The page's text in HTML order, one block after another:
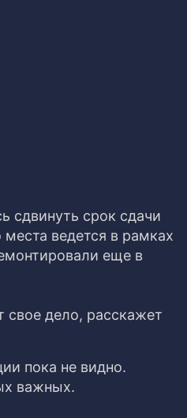
сдвинуть срок сдачи
ведется в рамках
еще в
свое дело, расскажет
пока не видно.
важных.